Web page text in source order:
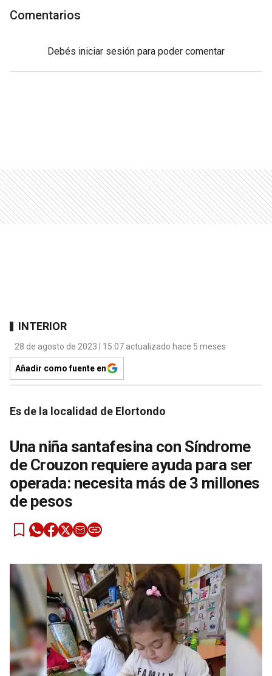
Comentarios
Debés iniciar sesión para poder comentar
INTERIOR
28 de agosto de 2023 | 15:07 actualizado hace 5 meses
Añadir como fuente en
Es de la localidad de Elortondo
Una niña santafesina con Síndrome
de Crouzon requiere ayuda para ser
operada: necesita más de 3 millones
de pesos